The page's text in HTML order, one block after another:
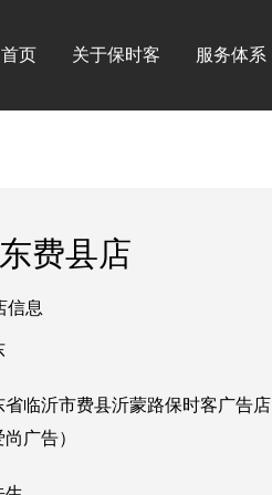
首页 关于保时客 服务体系
费县店
信息
省临沂市费县沂蒙路保时客广告店
尚广告）